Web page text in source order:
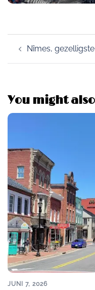
Post
navigation
Nîmes,
You might
JUNI 7, 2026